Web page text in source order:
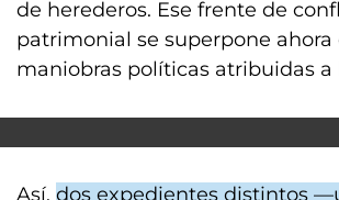
de herederos. Ese frente de
patrimonial se superpone ahora
maniobras políticas atribuidas a
Así, dos expedientes distintos